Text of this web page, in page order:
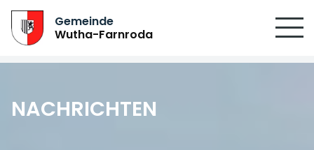
Gemeinde
Wutha-Farnroda
NACHRICHTEN